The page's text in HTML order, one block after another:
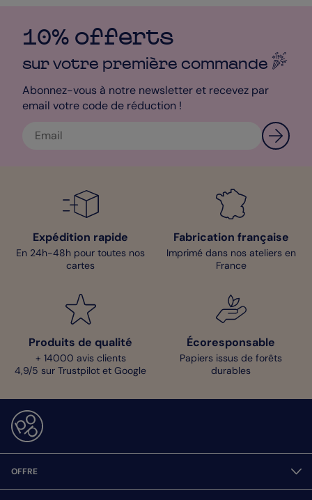
10% offerts
sur votre première commande
Abonnez-vous à notre newsletter et recevez par
email votre code de réduction !
Expédition rapide
En 24h-48h pour toutes nos
cartes
Fabrication française
Imprimé dans nos ateliers en
France
Produits de qualité
+ 14000 avis clients
4,9/5 sur Trustpilot et Google
Écoresponsable
Papiers issus de forêts
durables
OFFRE